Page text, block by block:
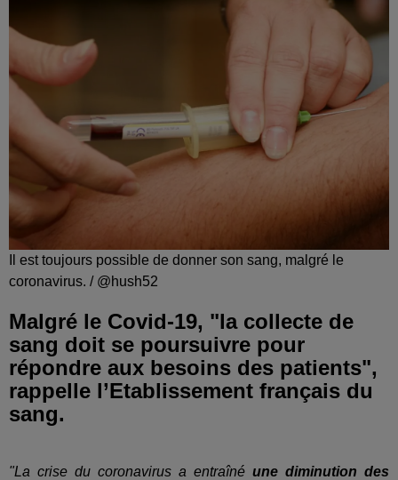
Il est toujours possible de donner son sang, malgré le
coronavirus. / @hush52
Malgré le Covid-19, "la collecte de
sang doit se poursuivre pour
répondre aux besoins des patients",
rappelle l’Etablissement français du
sang.
"La crise du coronavirus a entraîné une diminution des